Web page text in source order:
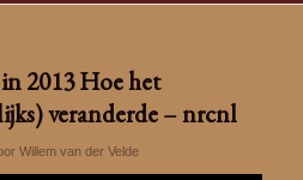
2013 Hoe het
veranderde – nrcnl
Willem van der Velde